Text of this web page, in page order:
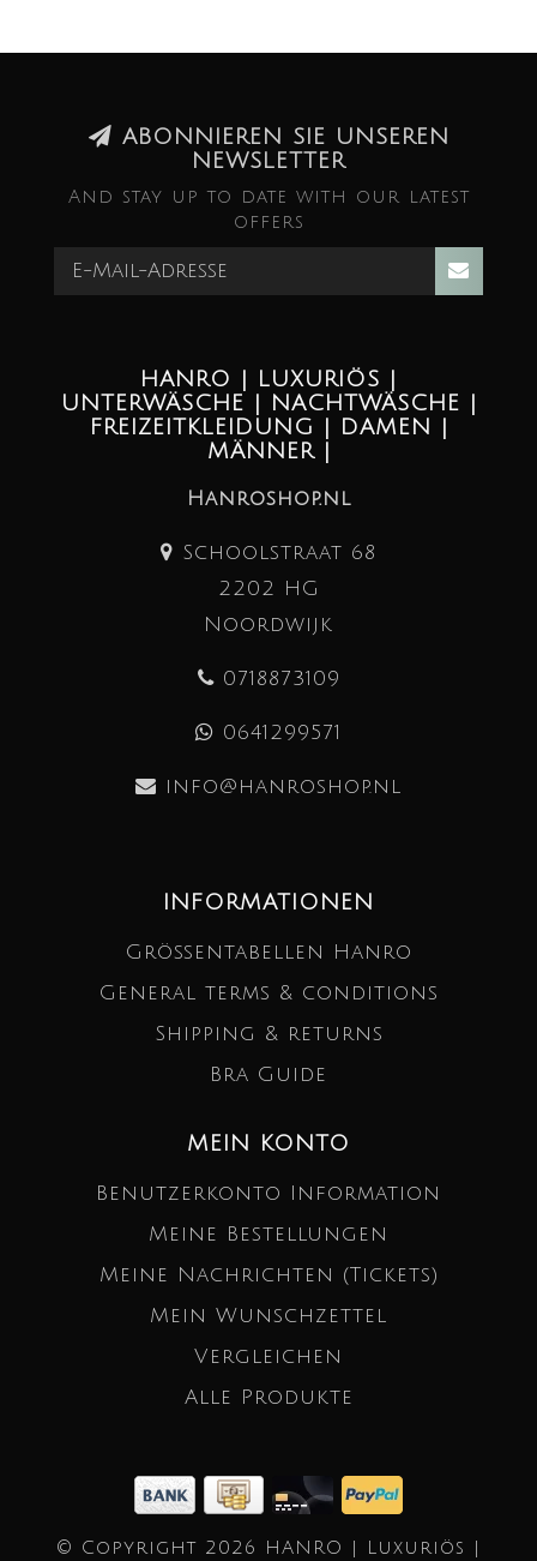
ABONNIEREN SIE UNSEREN
NEWSLETTER
And stay up to date with our latest
offers
HANRO | LUXURIÖS |
UNTERWÄSCHE | NACHTWÄSCHE |
FREIZEITKLEIDUNG | DAMEN |
MÄNNER |
Hanroshop.nl
Schoolstraat 68
2202 HG
Noordwijk
0718873109
0641299571
info@hanroshop.nl
INFORMATIONEN
Größentabellen Hanro
General terms & conditions
Shipping & returns
Bra Guide
MEIN KONTO
Benutzerkonto Information
Meine Bestellungen
Meine Nachrichten (Tickets)
Mein Wunschzettel
Vergleichen
Alle Produkte
© Copyright 2026 HANRO | Luxuriös |